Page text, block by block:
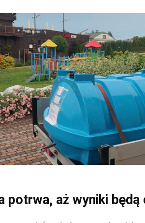
potrwa, aż wyniki